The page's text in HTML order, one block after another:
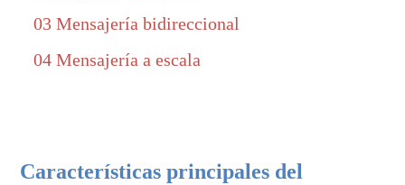
03 Mensajería bidireccional
04 Mensajería a escala
Características principales del